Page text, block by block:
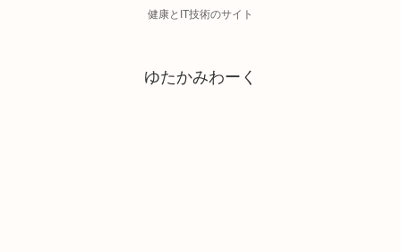
健康とIT技術のサイト
ゆたかみわーく